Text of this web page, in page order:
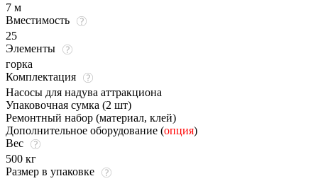
7 м
Вместимость
25
Элементы
горка
Комплектация
Насосы для надува аттракциона
Упаковочная сумка (2 шт)
Ремонтный набор (материал, клей)
Дополнительное оборудование (опция)
Вес
500 кг
Размер в упаковке